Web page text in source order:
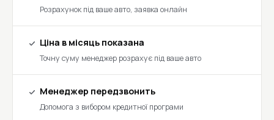
Розрахунок під ваше авто, заявка онлайн
Ціна в місяць показана
Точну суму менеджер розрахує під ваше авто
Менеджер передзвонить
Допомога з вибором кредитної програми